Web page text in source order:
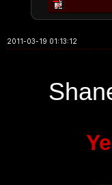
2011-03-19 01:13:12